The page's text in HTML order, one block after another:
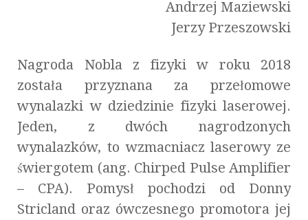
Andrzej Maziewski
Jerzy Przeszowski
Nagroda Nobla z fizyki w roku 2018
została przyznana za przełomowe
wynalazki w dziedzinie fizyki laserowej.
Jeden, z dwóch nagrodzonych
wynalazków, to wzmacniacz laserowy ze
świergotem (ang. Chirped Pulse Amplifier
– CPA). Pomysł pochodzi od Donny
Stricland oraz ówczesnego promotora jej